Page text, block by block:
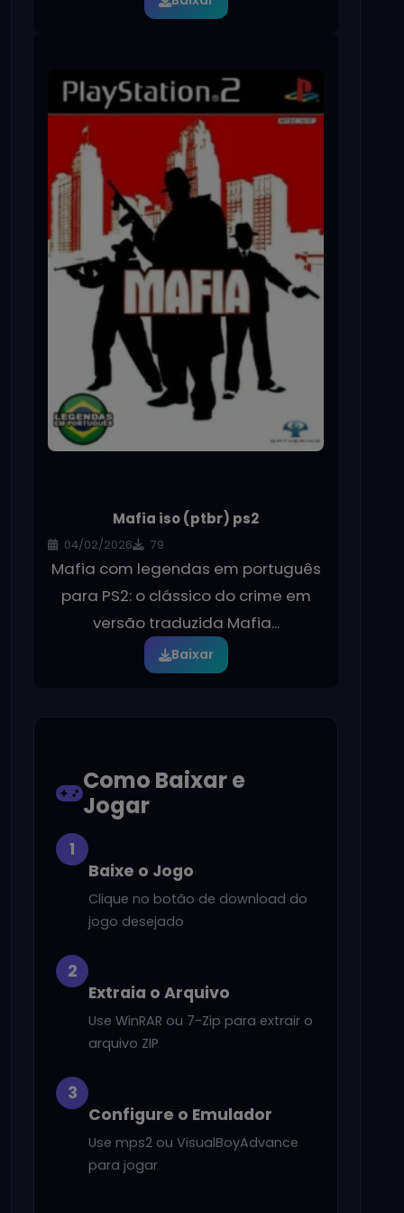
Mafia iso (ptbr) ps2
04/02/2026 79
Mafia com legendas em português
para PS2: o clássico do crime em
versão traduzida Mafia...
Baixar
Como Baixar e
Jogar
1
Baixe o Jogo
Clique no botão de download do
jogo desejado
2
Extraia o Arquivo
Use WinRAR ou 7-Zip para extrair o
arquivo ZIP
3
Configure o Emulador
Use mps2 ou VisualBoyAdvance
para jogar